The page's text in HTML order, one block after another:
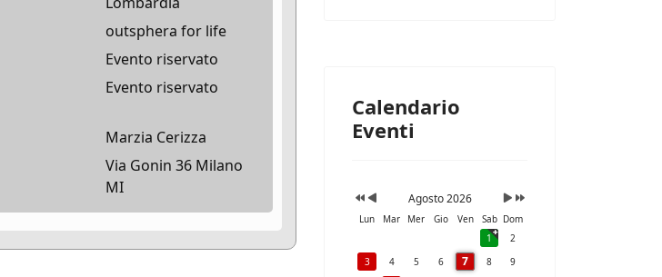
outsphera for life
Evento riservato
Evento riservato
Marzia Cerizza
Via Gonin 36 Milano
MI
Calendario
Eventi
Agosto 2026
Lun Mar Mer Gio Ven Sab Dom
1
2
3
4 5 6 7 8
9